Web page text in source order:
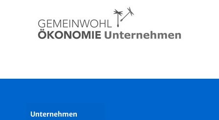
Unternehmen